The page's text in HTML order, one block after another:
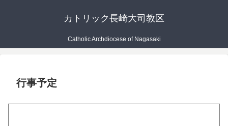
カトリック長崎大司教区
Catholic Archdiocese of Nagasaki
行事予定